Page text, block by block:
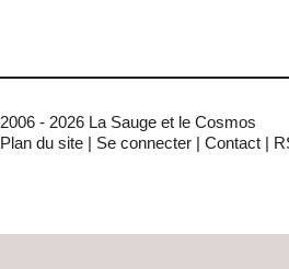
2006 - 2026 La Sauge et le Cosmos
Plan du site | Se connecter | Contact |